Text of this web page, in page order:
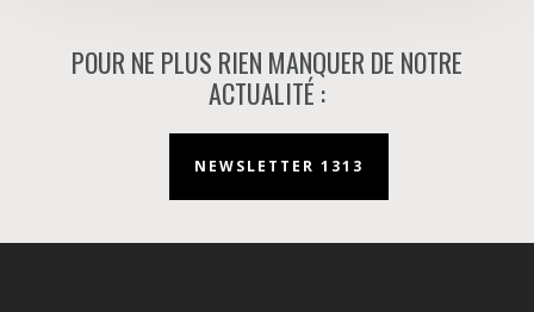
POUR NE PLUS RIEN MANQUER DE NOTRE
ACTUALITÉ :
NEWSLETTER 1313